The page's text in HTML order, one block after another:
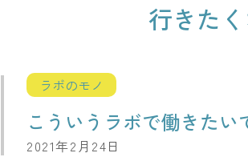
行きた
ラボのモノ
こういうラボで働きたい
2021年2月24日